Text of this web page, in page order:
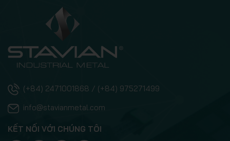
(+84) 2471001868 / (+84) 975271499
info@stavianmetal.com
KẾT NỐI VỚI CHÚNG TÔI